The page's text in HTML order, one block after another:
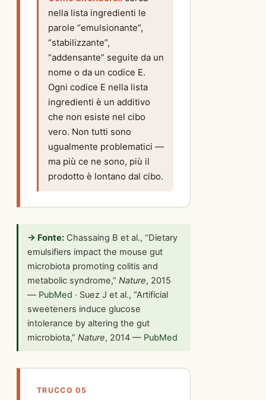
nella lista ingredienti le
parole “emulsionante”,
“stabilizzante”,
“addensante” seguite da un
nome o da un codice E.
Ogni codice E nella lista
ingredienti è un additivo
che non esiste nel cibo
vero. Non tutti sono
ugualmente problematici —
ma più ce ne sono, più il
prodotto è lontano dal cibo.
→ Fonte: Chassaing B et al., “Dietary
emulsifiers impact the mouse gut
microbiota promoting colitis and
metabolic syndrome,” Nature, 2015
— PubMed · Suez J et al., “Artificial
sweeteners induce glucose
intolerance by altering the gut
microbiota,” Nature, 2014 — PubMed
TRUCCO 05